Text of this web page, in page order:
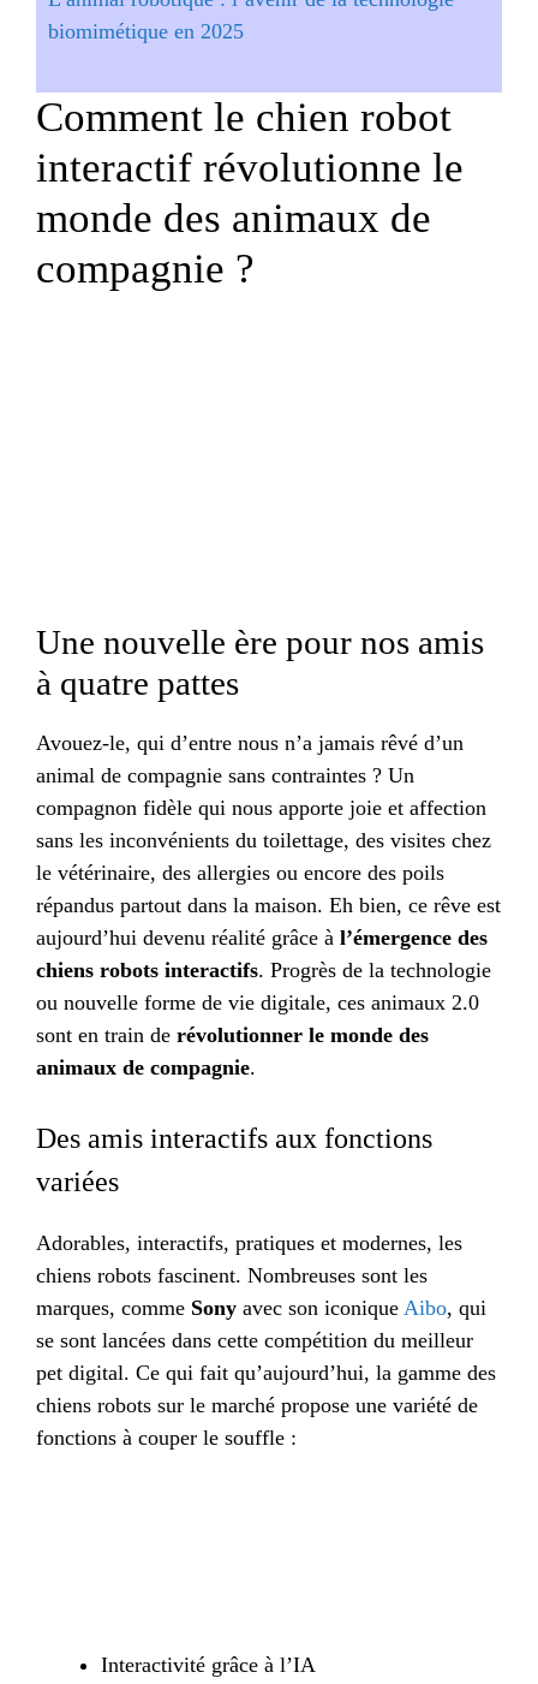
biomimétique en 2025
Comment le chien robot
interactif révolutionne le
monde des animaux de
compagnie ?
Une nouvelle ère pour nos amis
à quatre pattes
Avouez-le, qui d’entre nous n’a jamais rêvé d’un
animal de compagnie sans contraintes ? Un
compagnon fidèle qui nous apporte joie et affection
sans les inconvénients du toilettage, des visites chez
le vétérinaire, des allergies ou encore des poils
répandus partout dans la maison. Eh bien, ce rêve est
aujourd’hui devenu réalité grâce à l’émergence des
chiens robots interactifs. Progrès de la technologie
ou nouvelle forme de vie digitale, ces animaux 2.0
sont en train de révolutionner le monde des
animaux de compagnie.
Des amis interactifs aux fonctions
variées
Adorables, interactifs, pratiques et modernes, les
chiens robots fascinent. Nombreuses sont les
marques, comme Sony avec son iconique Aibo, qui
se sont lancées dans cette compétition du meilleur
pet digital. Ce qui fait qu’aujourd’hui, la gamme des
chiens robots sur le marché propose une variété de
fonctions à couper le souffle :
Interactivité grâce à l’IA